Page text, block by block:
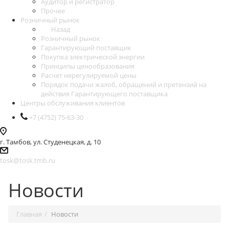
Прочее
Розничный рынок
Назад
Розничный рынок
Гарантирующий поставщик
Покупка электрической энергии
Принципы ценообразования
Расчет нерегулируемой цены
Порядок подачи жалоб, обращений и претензий на
действия Гарантирующего поставщика
Центры обслуживания клиентов
+7 (4752) 75-63-30
г. Тамбов, ул. Студенецкая, д. 10
tosk@tosk.tmb.ru
Новости
Главная Новости